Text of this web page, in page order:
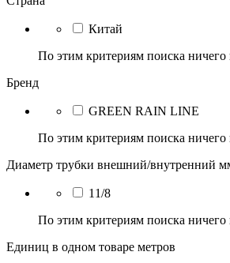
Китай
По этим критериям поиска ничего
Бренд
GREEN RAIN LINE
По этим критериям поиска ничего
Диаметр трубки внешний/внутренний
11/8
По этим критериям поиска ничего
Единиц в одном товаре метров